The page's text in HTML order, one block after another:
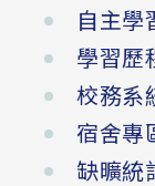
自主學
學習歷
校務系
宿舍專
缺曠統